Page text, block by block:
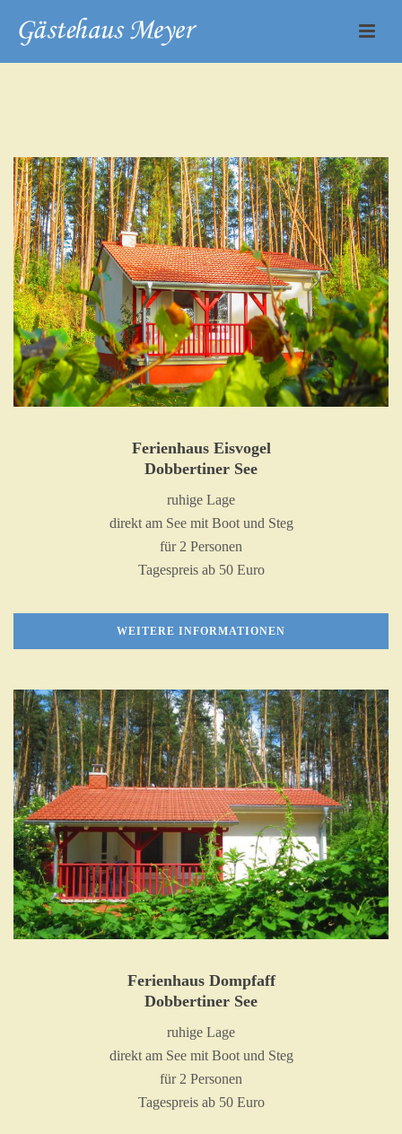
Ferienhaus Eisvogel
Dobbertiner See
ruhige Lage
direkt am See mit Boot und Steg
für 2 Personen
Tagespreis ab 50 Euro
WEITERE INFORMATIONEN
Ferienhaus Dompfaff
Dobbertiner See
ruhige Lage
direkt am See mit Boot und Steg
für 2 Personen
Tagespreis ab 50 Euro